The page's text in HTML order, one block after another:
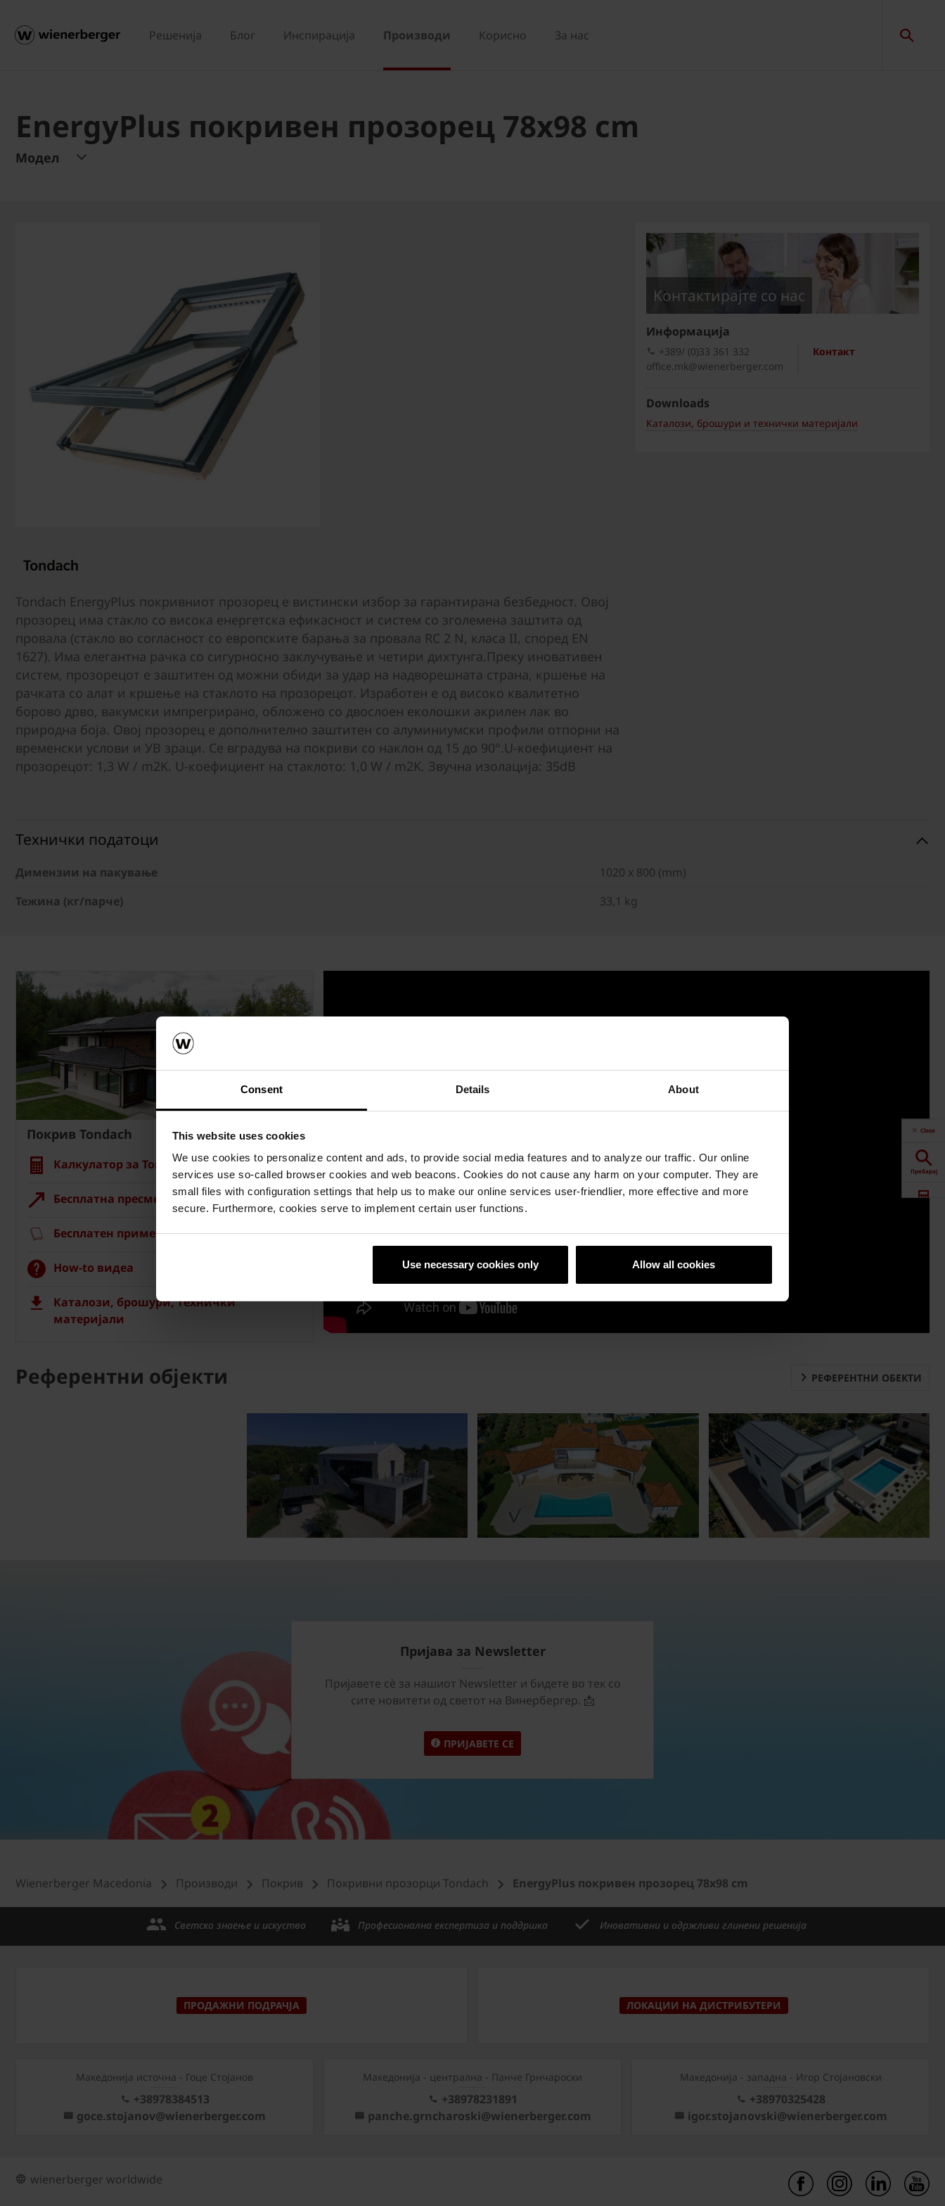
Consent Details About
This website uses cookies
We use cookies to personalize content and ads, to provide social media features and to analyze our traffic. Our online
services use so-called browser cookies and web beacons. Cookies do not cause any harm on your computer. They are
small files with configuration settings that help us to make our online services user-friendlier, more effective and more
secure. Furthermore, cookies serve to implement certain user functions.
Use necessary cookies only Allow all cookies
Решенија Блог Инспирација Производи Корисно За нас
EnergyPlus покривен прозорец 78x98 cm
Модел
Tondach EnergyPlus покривниот прозорец е вистински избор за гарантирана безбедност. Овој
прозорец има стакло со висока енергетска ефикасност и систем со зголемена заштита од
провала (стакло во согласност со европските барања за провала RC 2 N, класа II, според EN
1627). Има елегантна рачка со сигурносно заклучување и четири дихтунга.Преку иновативен
систем, прозорецот е заштитен од можни обиди за удар на надворешната страна, кршење на
рачката со алат и кршење на стаклото на прозорецот. Изработен е од високо квалитетно
борово дрво, вакумски импрегрирано, обложено со двослоен еколошки акрилен лак во
природна боја. Овој прозорец е дополнително заштитен со алуминиумски профили отпорни на
временски услови и УВ зраци. Се вградува на покриви со наклон од 15 до 90°.U-коефициент на
прозорецот: 1,3 W / m2K. U-коефициент на стаклото: 1,0 W / m2K. Звучна изолација: 35dB
Kонтактирајте со нас
Информациja
Контакт
+389/ (0)33 361 332
office.mk@wienerberger.com
Downloads
Каталози, брошури и технички материјали
Технички податоци
Димензии на пакување
1020 x 800 (mm)
Тежина (кг/парче)
33,1 kg
Покрив Tondach
Калкулатор за Tondach покрив
Бесплатна пресметка на материјалот
Бесплатен примерок на ќерамида
How-to видеа
Каталози, брошури, технички
материјали
Референтни објекти РЕФЕРЕНТНИ ОБЕКТИ
Пријава за Newsletter
Пријавете сѐ за нашиот Newsletter и бидете во тек со
сите новитети од светот на Винербергер. 📩
ПРИЈАВЕТЕ СЕ
Close
Пребарај
Wienerberger Macedonia Производи Покрив Покривни прозорци Tondach EnergyPlus покривен прозорец 78x98 cm
Светско знаење и искуство Професионална експертиза и поддршка Иновативни и одржливи глинени решенија
ПРОДАЖНИ ПОДРАЧЈА ЛОКАЦИИ НА ДИСТРИБУТЕРИ
Македонија источна - Гоце Стојанов
+38978384513
goce.stojanov@wienerberger.com
Mакедонија - централна - Панче Грнчароски
+38978231891
panche.grncharoski@wienerberger.com
Mакедонија - западна - Игор Стојановски
+38970325428
igor.stojanovski@wienerberger.com
wienerberger worldwide